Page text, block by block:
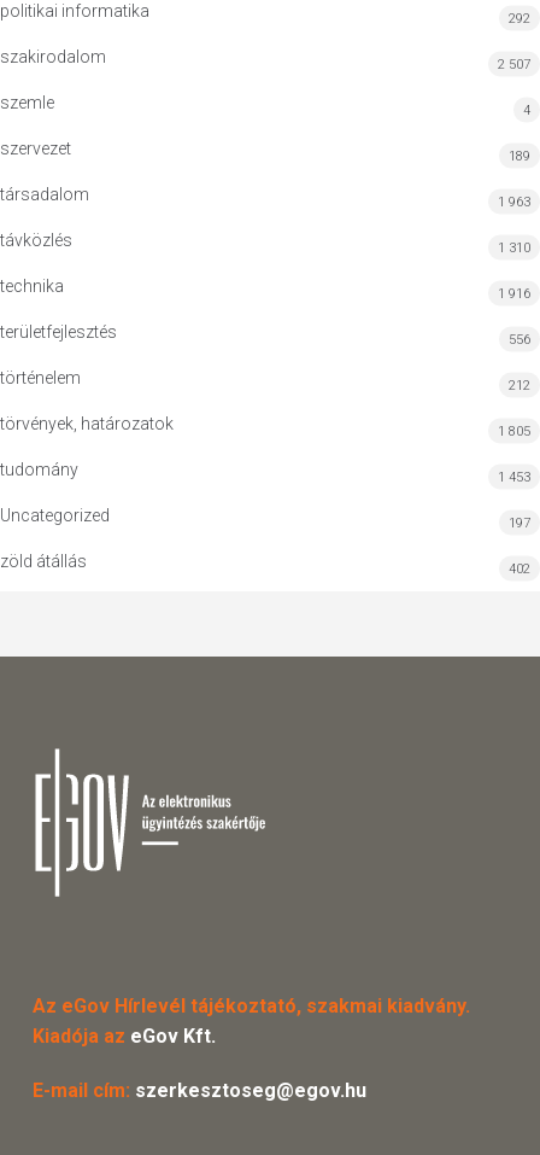
politikai informatika 292
szakirodalom 2 507
szemle 4
szervezet 189
társadalom 1 963
távközlés 1 310
technika 1 916
területfejlesztés 556
történelem 212
törvények, határozatok 1 805
tudomány 1 453
Uncategorized 197
zöld átállás 402
Az eGov Hírlevél tájékoztató, szakmai kiadvány.
Kiadója az eGov Kft.
E-mail cím: szerkesztoseg@egov.hu